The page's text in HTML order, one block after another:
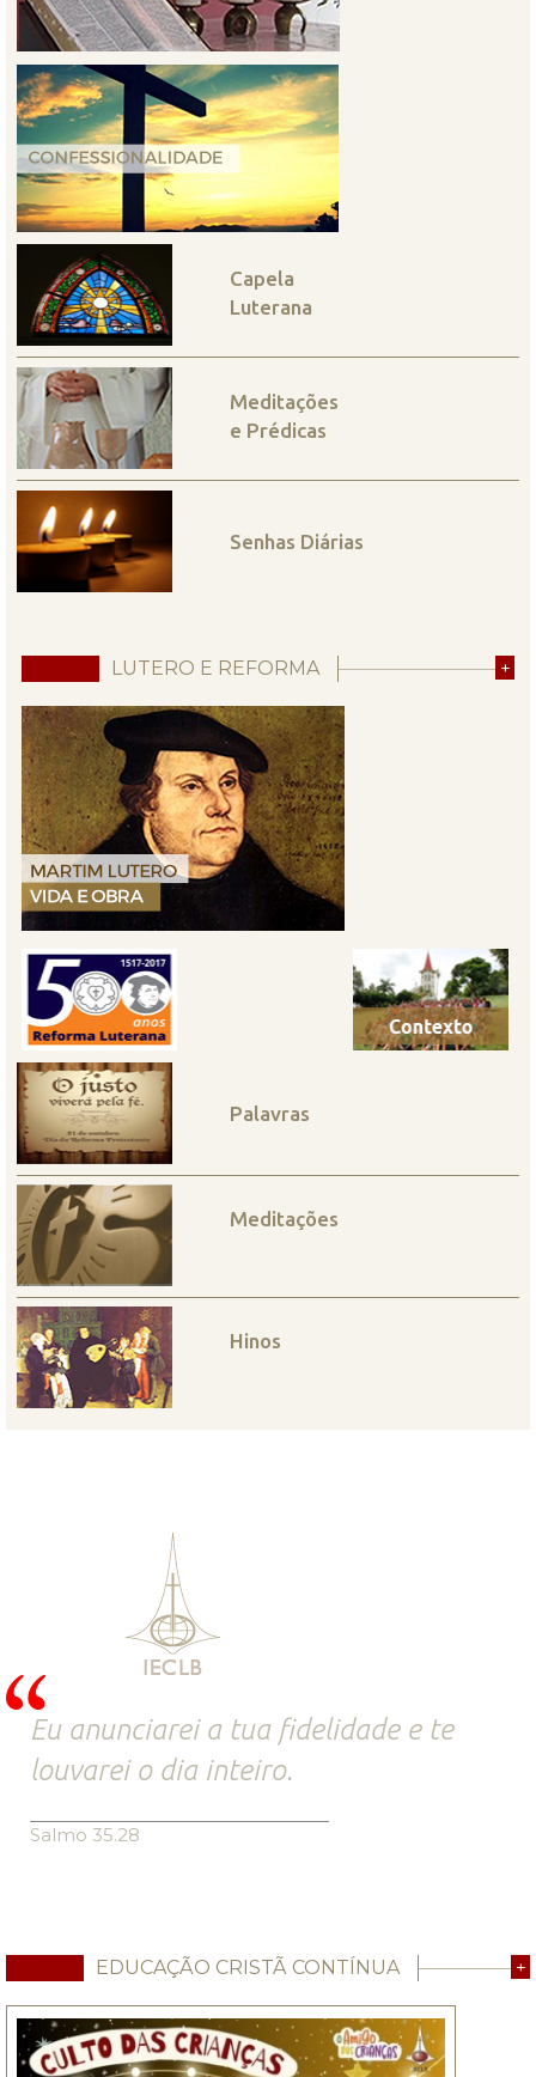
Capela
Luterana
Meditações
e Prédicas
Senhas Diárias
LUTERO E REFORMA +
Palavras
Meditações
Hinos
Eu anunciarei a tua fidelidade e te
louvarei o dia inteiro.
Salmo 35.28
EDUCAÇÃO CRISTÃ CONTÍNUA +